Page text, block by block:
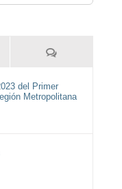
Comentarios
del Primer
Metropolitana